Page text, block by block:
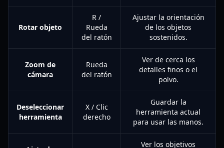
Rotar objeto
R /
Rueda
del ratón
Ajustar la orientación
de los objetos
sostenidos.
Zoom de
cámara
Rueda
del ratón
Ver de cerca los
detalles finos o el
polvo.
Deseleccionar
herramienta
X / Clic
derecho
Guardar la
herramienta actual
para usar las manos.
Ver los objetivos